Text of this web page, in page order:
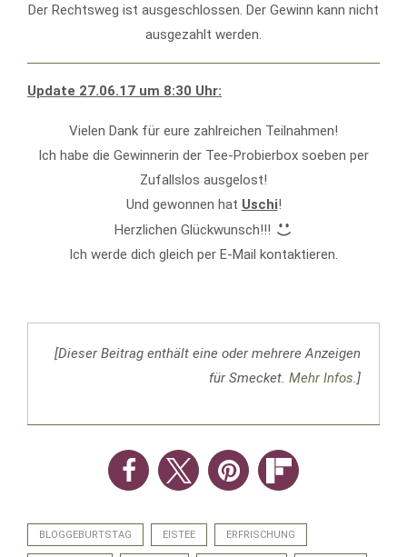
Der Rechtsweg ist ausgeschlossen. Der Gewinn kann nicht
ausgezahlt werden.
Update 27.06.17 um 8:30 Uhr:
Vielen Dank für eure zahlreichen Teilnahmen!
Ich habe die Gewinnerin der Tee-Probierbox soeben per
Zufallslos ausgelost!
Und gewonnen hat Uschi!
Herzlichen Glückwunsch!!!
Ich werde dich gleich per E-Mail kontaktieren.
[Dieser Beitrag enthält eine oder mehrere Anzeigen
für Smecket. Mehr Infos.]
BLOGGEBURTSTAG EISTEE ERFRISCHUNG